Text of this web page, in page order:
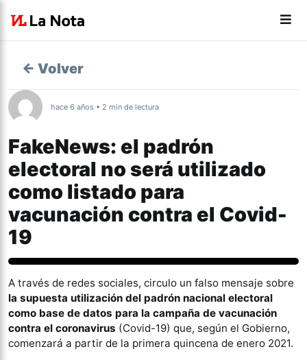
← Volver
hace 6 años • 2 min de lectura
FakeNews: el padrón
electoral no será utilizado
como listado para
vacunación contra el Covid-
19
Actualidad
A través de redes sociales, circulo un falso mensaje sobre
la supuesta utilización del padrón nacional electoral
como base de datos para la campaña de vacunación
contra el coronavirus (Covid-19) que, según el Gobierno,
comenzará a partir de la primera quincena de enero 2021.